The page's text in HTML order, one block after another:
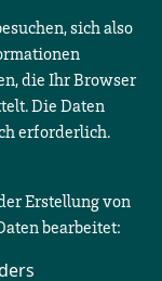
sich also
die Ihr Browser
Die Daten
erforderlich.
Erstellung von
bearbeitet: